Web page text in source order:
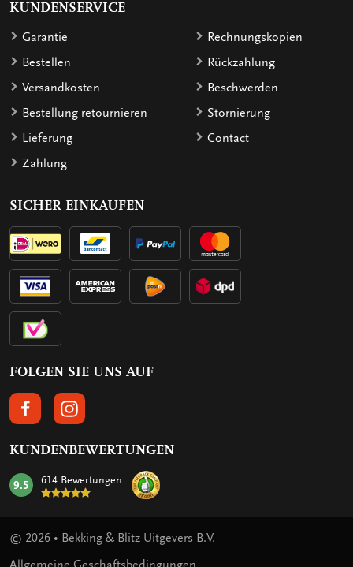
KUNDENSERVICE
Garantie
Bestellen
Versandkosten
Bestellung retournieren
Lieferung
Zahlung
Rechnungskopien
Rückzahlung
Beschwerden
Stornierung
Contact
SICHER EINKAUFEN
FOLGEN SIE UNS AUF
FOLGEN SIE UNS AUF FACEBOOK
FOLGEN SIE UNS AUF INSTAGRAM
KUNDENBEWERTUNGEN
mark:
9.5 614 Bewertungen
© 2026 • Bekking & Blitz Uitgevers B.V.